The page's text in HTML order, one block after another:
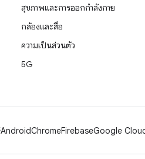
สุขภาพและการออกกำลังกาย
กล้องและสื่อ
ความเป็นส่วนตัว
5G
AndroidChromeFirebaseGoogle